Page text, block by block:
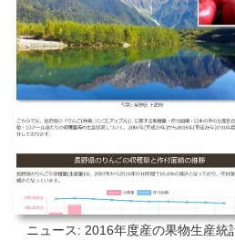
ニュース: 2016年度産の果物生産統